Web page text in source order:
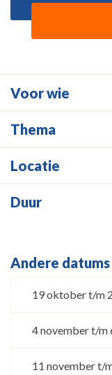
Voor wie
Thema
Locatie
Duur
Andere datums
19 oktober t/m
4 november t/m
11 november t/